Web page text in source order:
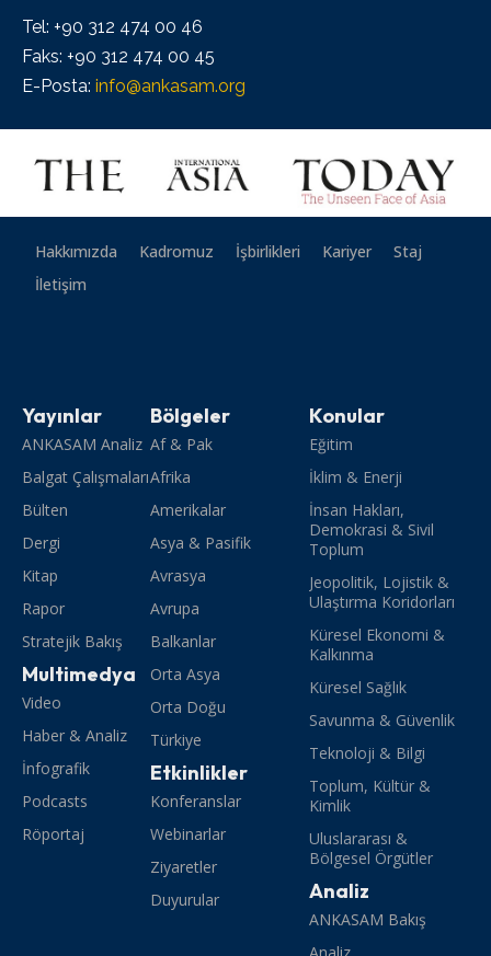
Tel: +90 312 474 00 46
Faks: +90 312 474 00 45
E-Posta: info@ankasam.org
Hakkımızda Kadromuz İşbirlikleri Kariyer
Staj
İletişim
Yayınlar
ANKASAM Analiz
Balgat Çalışmaları
Bülten
Dergi
Kitap
Rapor
Stratejik Bakış
Multimedya
Video
Haber & Analiz
İnfografik
Podcasts
Röportaj
Bölgeler
Af & Pak
Afrika
Amerikalar
Asya & Pasifik
Avrasya
Avrupa
Balkanlar
Orta Asya
Orta Doğu
Türkiye
Etkinlikler
Konferanslar
Webinarlar
Ziyaretler
Duyurular
Konular
Eğitim
İklim & Enerji
İnsan Hakları,
Demokrasi & Sivil
Toplum
Jeopolitik, Lojistik &
Ulaştırma Koridorları
Küresel Ekonomi &
Kalkınma
Küresel Sağlık
Savunma & Güvenlik
Teknoloji & Bilgi
Toplum, Kültür &
Kimlik
Uluslararası &
Bölgesel Örgütler
Analiz
ANKASAM Bakış
Analiz